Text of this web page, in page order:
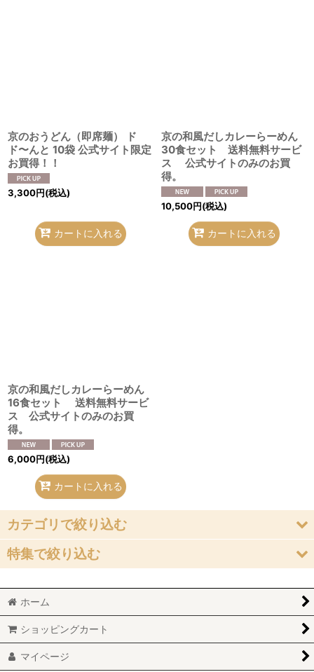
京のおうどん（即席麺） ド
ド〜んと 10袋 公式サイト限定
お買得！！
3,300円(税込)
カートに入れる
京の和風だしカレーらーめん
30食セット 送料無料サービ
ス 公式サイトのみのお買
得。
10,500円(税込)
カートに入れる
京の和風だしカレーらーめん
16食セット 送料無料サービ
ス 公式サイトのみのお買
得。
6,000円(税込)
カートに入れる
カテゴリで絞り込む
京のカレーうどん（即席麺）
京のおうどん（即席麺）
即席麺セット
味味香 オリジナルスパイス
特集で絞り込む
味味香 オリジナルスパイス
手ぬぐい
ホーム
ショッピングカート
マイページ